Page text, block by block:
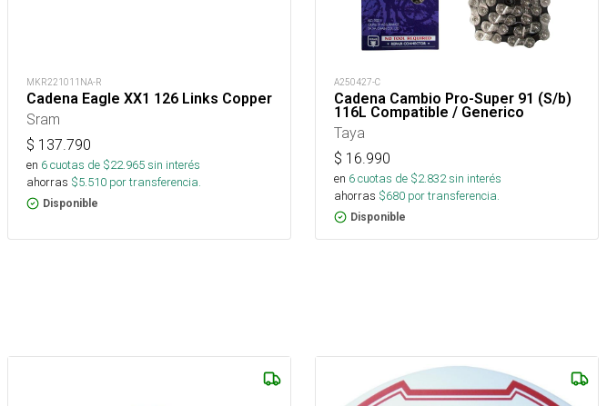
MKR221011NA-R
Cadena Eagle XX1 126 Links Copper
Sram
$ 137.790
en 6cuotas de $22.965sin interés
ahorras $5.510 por transferencia.
Disponible
A250427-C
Cadena Cambio Pro-Super 91 (S/b)
116L Compatible / Generico
Taya
$ 16.990
en 6cuotas de $2.832sin interés
ahorras $680 por transferencia.
Disponible